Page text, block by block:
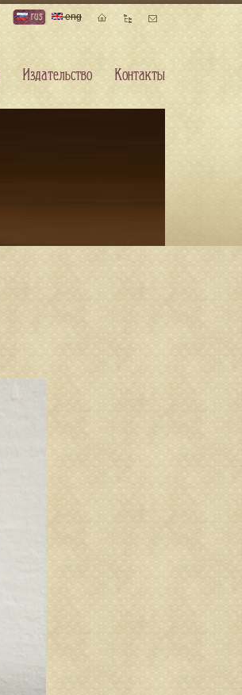
rus eng
Издательство Контакты